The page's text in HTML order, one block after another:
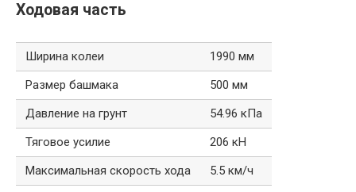
Ходовая часть
Ширина колеи
1990 мм
Размер башмака
500 мм
Давление на грунт
54.96 кПа
Тяговое усилие
206 кН
Максимальная скорость хода
5.5 км/ч